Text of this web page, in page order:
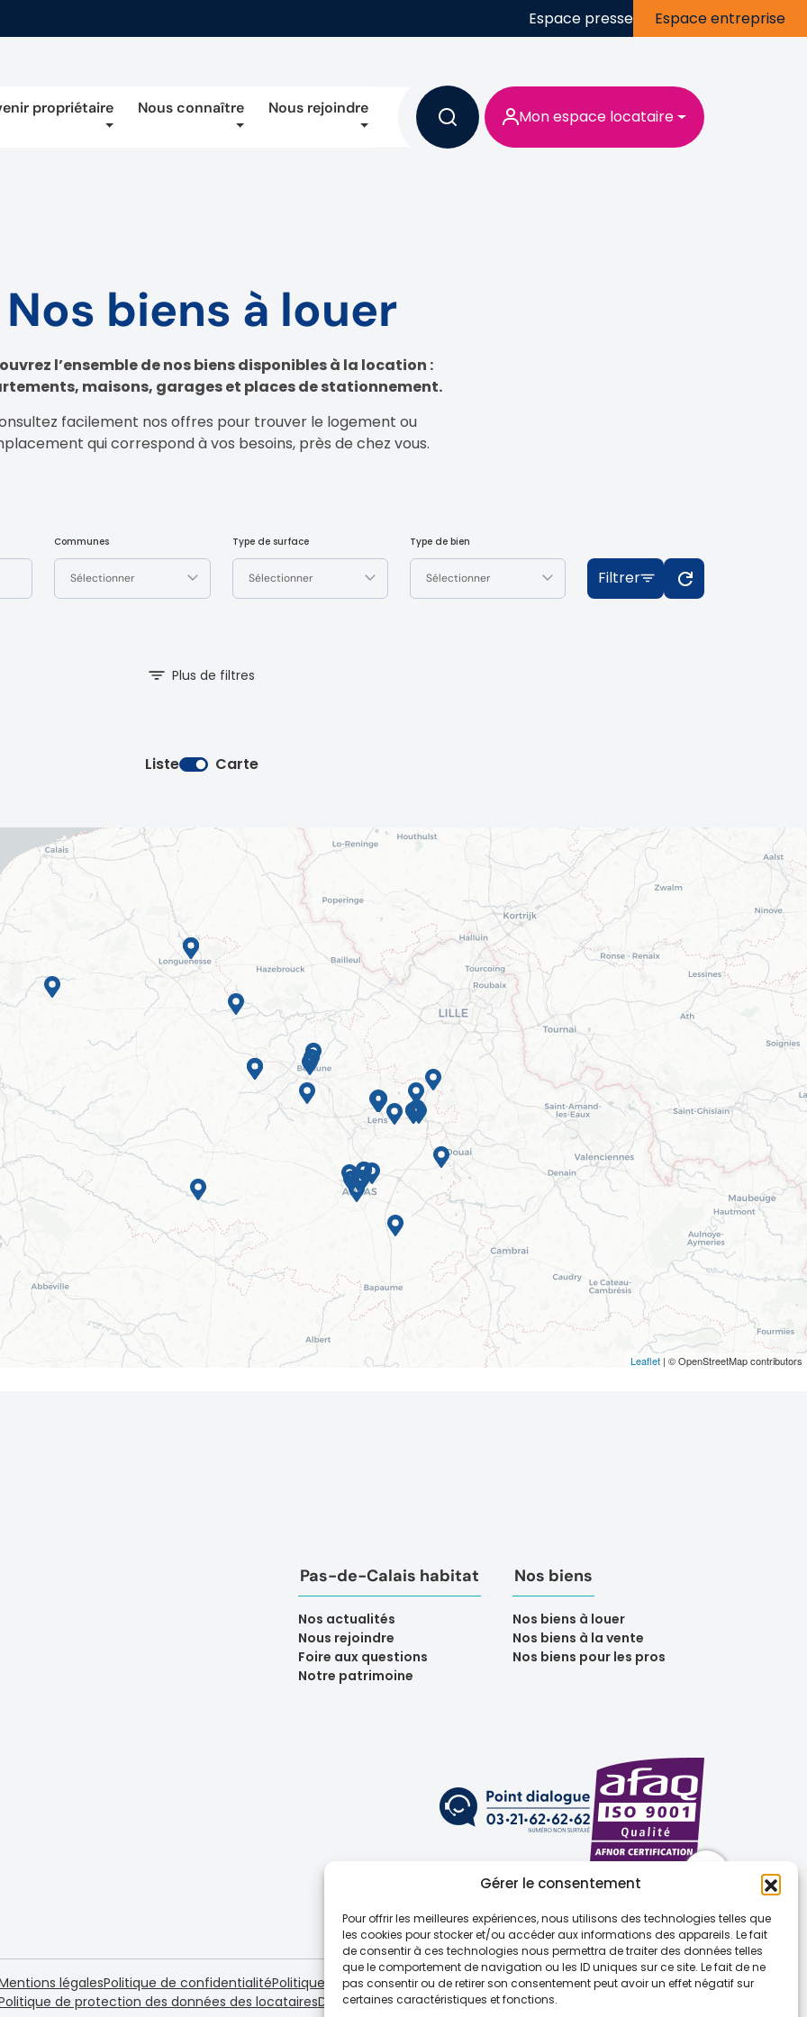
Gérer le consentement
Pour offrir les meilleures expériences, nous utilisons des technologies telles que
les cookies pour stocker et/ou accéder aux informations des appareils. Le fait
de consentir à ces technologies nous permettra de traiter des données telles
que le comportement de navigation ou les ID uniques sur ce site. Le fait de ne
pas consentir ou de retirer son consentement peut avoir un effet négatif sur
certaines caractéristiques et fonctions.
Espace presse Espace entreprise
propriétaire Nous connaître Nous rejoindre Mon espace locataire
Nos biens à louer
l’ensemble de nos biens disponibles à la location :
maisons, garages et places de stationnement.
facilement nos offres pour trouver le logement ou
qui correspond à vos besoins, près de chez vous.
Communes
Sélectionner
Type de surface
Sélectionner
Type de bien
Sélectionner Filtrer
Plus de filtres
Liste Carte
Leaflet | © OpenStreetMap contributors
Pas-de-Calais habitat
Nos actualités
Nous rejoindre
Foire aux questions
Notre patrimoine
Nos biens
Nos biens à louer
Nos biens à la vente
Nos biens pour les pros
légalesPolitique de confidentialitéPolitique de cookies (UE)
de protection des données des locatairesDispositif loi Sapin 2